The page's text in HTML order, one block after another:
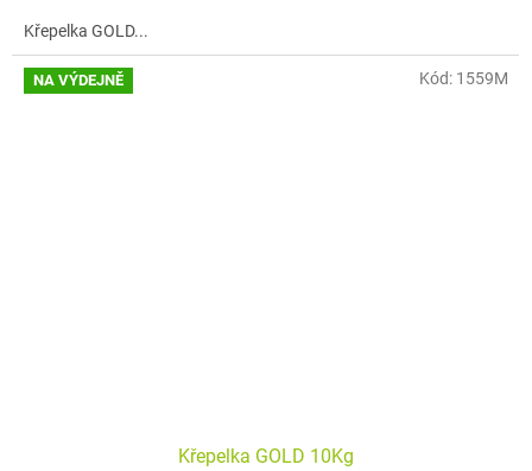
5
hvězdiček.
Křepelka GOLD...
NA VÝDEJNĚ
Křepelka GOLD 10Kg
Kód: 1559M